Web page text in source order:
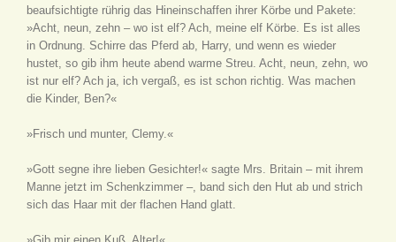
beaufsichtigte rührig das Hineinschaffen ihrer Körbe und Pakete:
»Acht, neun, zehn – wo ist elf? Ach, meine elf Körbe. Es ist alles
in Ordnung. Schirre das Pferd ab, Harry, und wenn es wieder
hustet, so gib ihm heute abend warme Streu. Acht, neun, zehn, wo
ist nur elf? Ach ja, ich vergaß, es ist schon richtig. Was machen
die Kinder, Ben?«
»Frisch und munter, Clemy.«
»Gott segne ihre lieben Gesichter!« sagte Mrs. Britain – mit ihrem
Manne jetzt im Schenkzimmer –, band sich den Hut ab und strich
sich das Haar mit der flachen Hand glatt.